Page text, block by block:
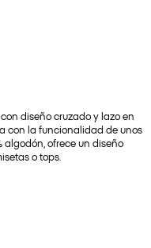
diseño cruzado y lazo en
con la funcionalidad de unos
algodón, ofrece un diseño
o tops.